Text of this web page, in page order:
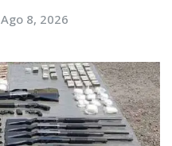
Ago 8, 2026